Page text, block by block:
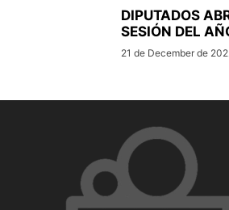
DIPUTADOS
SESIÓN DEL
21 de December de